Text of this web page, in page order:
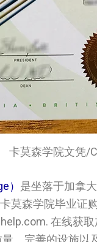
卡莫森学院文凭/
） 是坐落于加拿
卡莫森学院毕业证
在线获
、完善的设施